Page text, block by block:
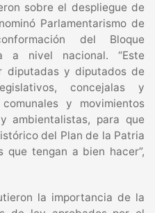
sobre el despliegue de
Parlamentarismo de
del Bloque
a nivel nacional. “Este
diputadas y diputados de
concejalas y
y movimientos
ambientalistas, para que
del Plan de la Patria
que tengan a bien hacer”,
la importancia de la